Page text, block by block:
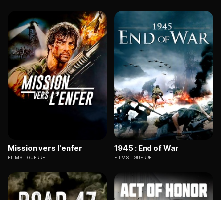
Mission vers l'enfer
FILMS GUERRE
1945 : End of War
FILMS GUERRE